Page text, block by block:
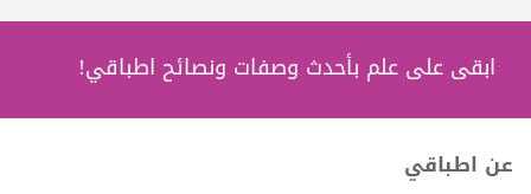
ابقى على علم بأحدث وصفات ونصائح اطباقي!
عن اطباقي